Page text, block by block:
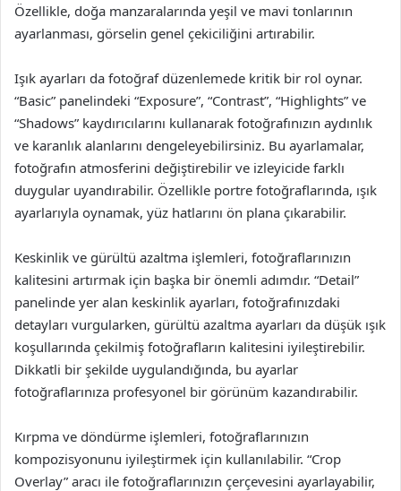
Özellikle, doğa manzaralarında yeşil ve mavi tonlarının
ayarlanması, görselin genel çekiciliğini artırabilir.
Işık ayarları da fotoğraf düzenlemede kritik bir rol oynar.
“Basic” panelindeki “Exposure”, “Contrast”, “Highlights” ve
“Shadows” kaydırıcılarını kullanarak fotoğrafınızın aydınlık
ve karanlık alanlarını dengeleyebilirsiniz. Bu ayarlamalar,
fotoğrafın atmosferini değiştirebilir ve izleyicide farklı
duygular uyandırabilir. Özellikle portre fotoğraflarında, ışık
ayarlarıyla oynamak, yüz hatlarını ön plana çıkarabilir.
Keskinlik ve gürültü azaltma işlemleri, fotoğraflarınızın
kalitesini artırmak için başka bir önemli adımdır. “Detail”
panelinde yer alan keskinlik ayarları, fotoğrafınızdaki
detayları vurgularken, gürültü azaltma ayarları da düşük ışık
koşullarında çekilmiş fotoğrafların kalitesini iyileştirebilir.
Dikkatli bir şekilde uygulandığında, bu ayarlar
fotoğraflarınıza profesyonel bir görünüm kazandırabilir.
Kırpma ve döndürme işlemleri, fotoğraflarınızın
kompozisyonunu iyileştirmek için kullanılabilir. “Crop
Overlay” aracı ile fotoğraflarınızın çerçevesini ayarlayabilir,